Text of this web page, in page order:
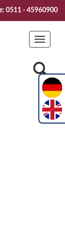
Vive la
0511 - 45960900
Toggle